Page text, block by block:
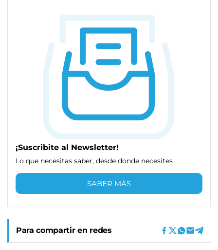
¡Suscribite al Newsletter!
Lo que necesitas saber, desde donde necesites
SABER MÁS
Para compartir en redes